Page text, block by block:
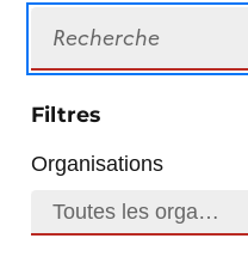
Filtres
Organisations
Toutes les